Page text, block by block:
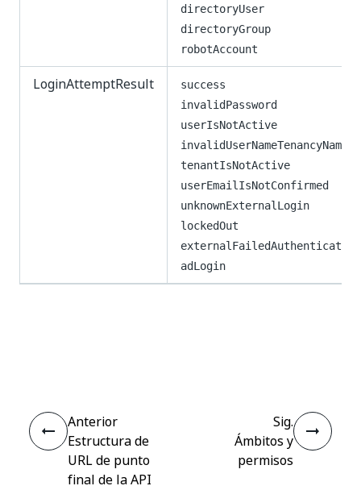
directoryUser
directoryGroup
robotAccount
LoginAttemptResult
success
invalidPassword
userIsNotActive
invalidUserNameTenancyName
tenantIsNotActive
userEmailIsNotConfirmed
unknownExternalLogin
lockedOut
externalFailedAuthentication
adLogin
Anterior
Estructura de
URL de punto
final de la API
Sig.
Ámbitos y
permisos